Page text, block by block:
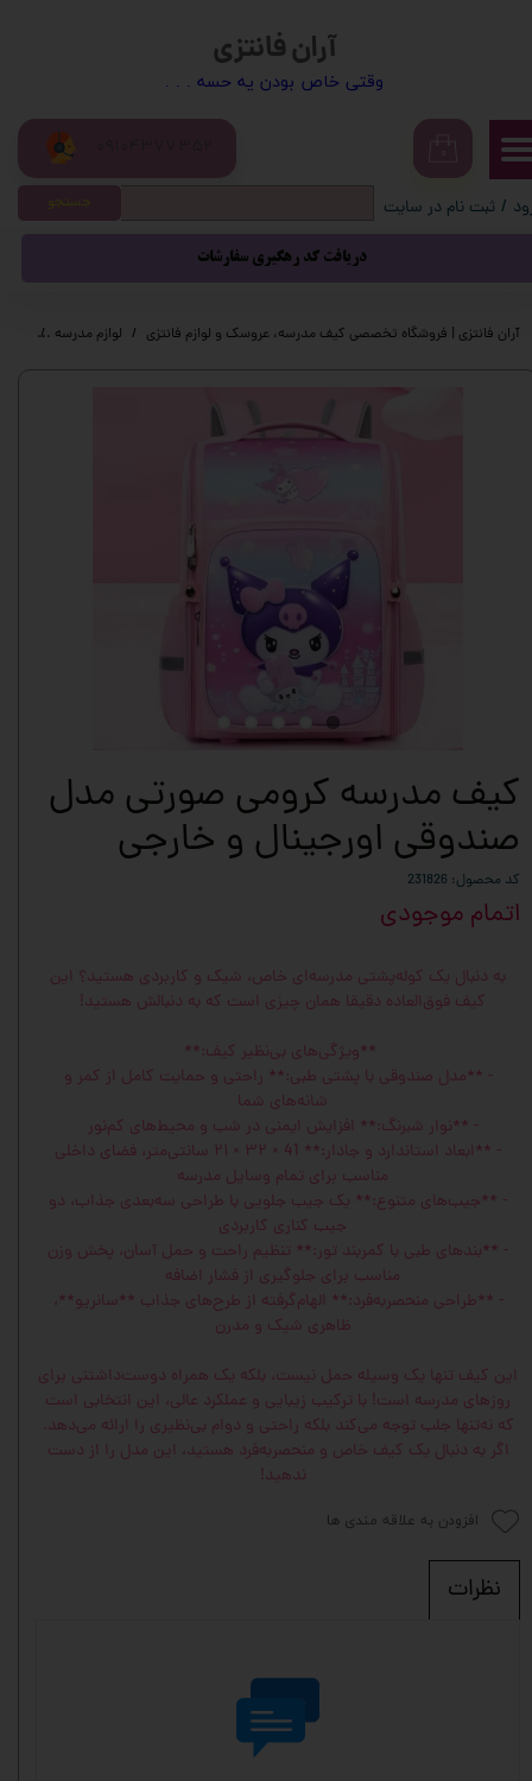
آران فانتزی
​​وقتی خاص بودن یه حسه . . .
/ ثبت نام در سایت
سفارشات
خروج از حساب کاربری
دریافت کد رهگیری سفارشات
جستجو
آران فانتزی | فروشگاه تخصصی کیف مدرسه، عروسک و لوازم فانتزی لوازم مدرسه
کیف مدرسه کرومی صورتی مدل
صندوقی اورجینال و خارجی
کد محصول: 231826
اتمام موجودی
به دنبال یک کوله‌پشتی مدرسه‌ای خاص، شیک و کاربردی هستید؟ این
کیف فوق‌العاده دقیقا همان چیزی است که به دنبالش هستید!
**ویژگی‌های بی‌نظیر کیف:**
- **مدل صندوقی با پشتی طبی:** راحتی و حمایت کامل از کمر و
شانه‌های شما
- **نوار شبرنگ:** افزایش ایمنی در شب و محیط‌های کم‌نور
- **ابعاد استاندارد و جادار:** 41 × ۳۲ × ۲۱ سانتی‌متر، فضای داخلی
مناسب برای تمام وسایل مدرسه
- **جیب‌های متنوع:** یک جیب جلویی با طراحی سه‌بعدی جذاب، دو
جیب کناری کاربردی
- **بندهای طبی با کمربند تور:** تنظیم راحت و حمل آسان، پخش وزن
مناسب برای جلوگیری از فشار اضافه
- **طراحی منحصر‌به‌فرد:** الهام‌گرفته از طرح‌های جذاب **سانریو**،
ظاهری شیک و مدرن
این کیف تنها یک وسیله حمل نیست، بلکه یک همراه دوست‌داشتنی برای
روزهای مدرسه است! با ترکیب زیبایی و عملکرد عالی، این انتخابی است
که نه‌تنها جلب توجه می‌کند بلکه راحتی و دوام بی‌نظیری را ارائه می‌دهد.
اگر به دنبال یک کیف خاص و منحصربه‌فرد هستید، این مدل را از دست
ندهید!
افزودن به علاقه مندی ها
نظرات